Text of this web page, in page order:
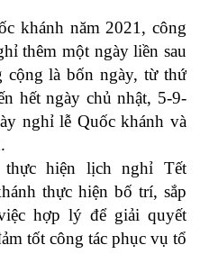
khánh năm 2021, công
thêm một ngày liền sau
cộng là bốn ngày, từ thứ
hết ngày chủ nhật, 5-9-
nghỉ lễ Quốc khánh và
hiện lịch nghỉ Tết
thực hiện bố trí, sắp
hợp lý để giải quyết
tốt công tác phục vụ tổ